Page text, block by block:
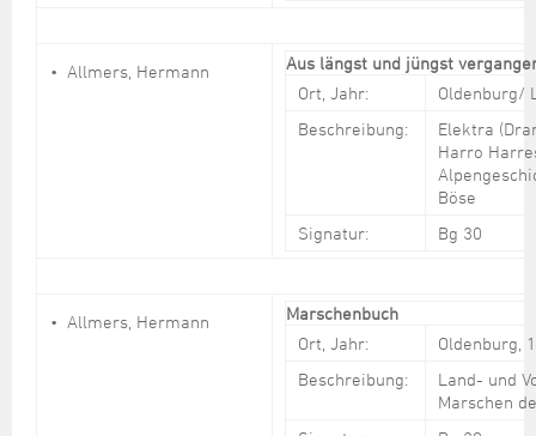
Allmers, Hermann
Aus längst und jüngst
Ort, Jahr:
Oldenburg/
Beschreibung:
Elektra
Harro
Böse
Signatur:
Bg 30
Allmers, Hermann
Marschenbuch
Ort, Jahr:
Oldenburg,
Beschreibung:
Land- und
Marschen